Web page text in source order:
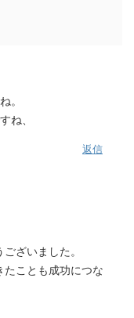
。
ね、
返信
ざいました。
ことも成功につな